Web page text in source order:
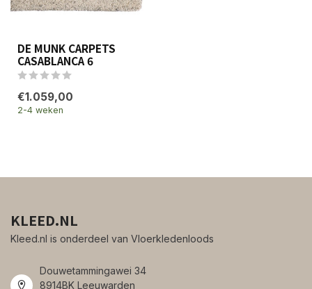
DE MUNK CARPETS
CASABLANCA 6
€1.059,00
2-4 weken
KLEED.NL
Kleed.nl is onderdeel van Vloerkledenloods
Douwetammingawei 34
8914BK Leeuwarden